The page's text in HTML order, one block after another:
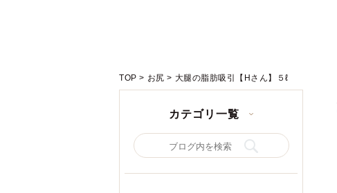
TOP > お尻 > 大腿の脂肪吸引【Hさん】５ℓ
カテゴリ一覧